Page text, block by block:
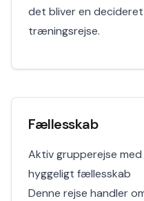
det bliver en
træningsrejse.
Fællesskab
Aktiv grupperejse
hyggeligt fællesskab
Denne rejse handler